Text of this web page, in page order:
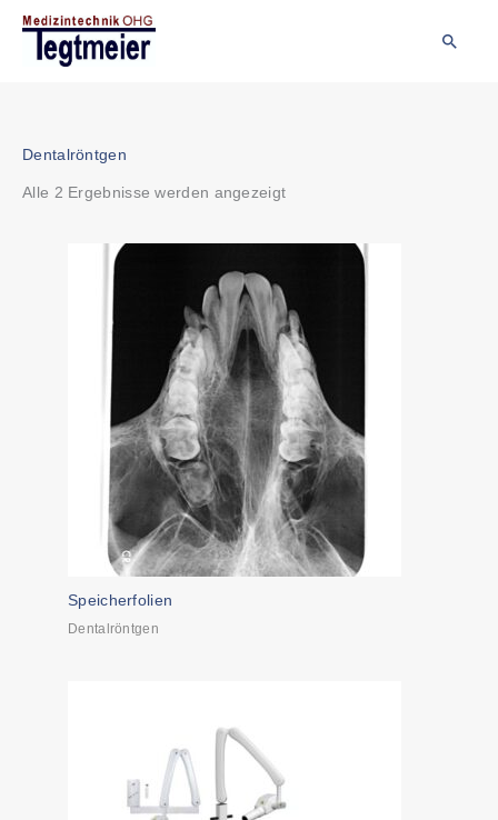
Inhalt
springen
Dentalröntgen
Alle 2 Ergebnisse werden angezeigtsortiert
Speicherfolien
Dentalröntgen